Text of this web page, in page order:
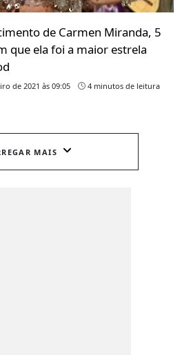
de Carmen Miranda, 5
que ela foi a maior estrela
de 2021 às 09:05 4 minutos de leitura
MAIS